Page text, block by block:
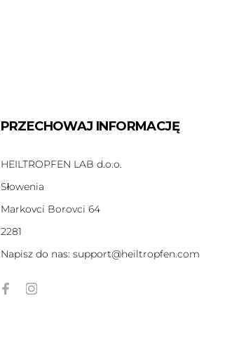
PRZECHOWAJ INFORMACJĘ
HEILTROPFEN LAB d.o.o.
Słowenia
Markovci Borovci 64
2281
Napisz do nas: support@heiltropfen.com